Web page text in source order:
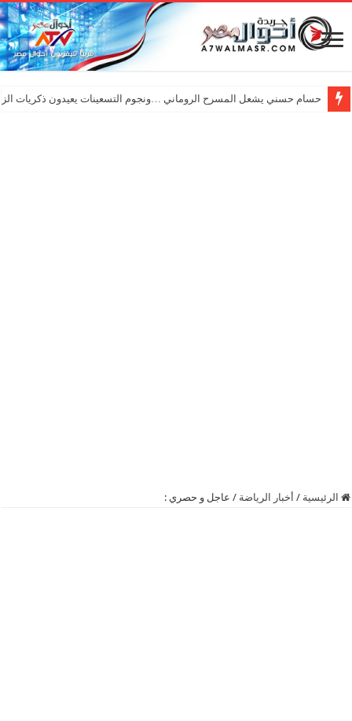
حسام حسني يشعل المسرح الروماني …ونجوم التسعينات يعيدون ذكريات
الرئيسية / أخبار الرياضة / عاجل و حصري :